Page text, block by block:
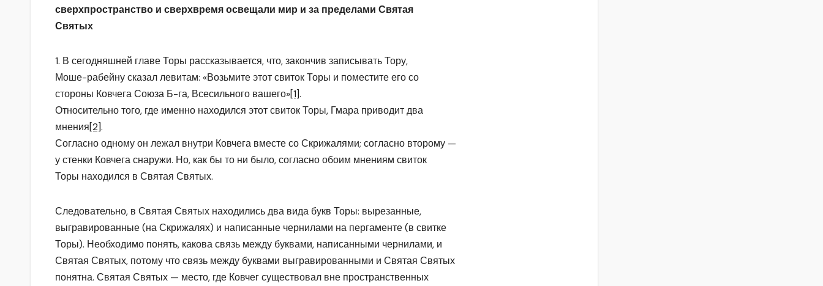
сверхпространство и сверхвремя освещали мир и за пределами Святая
Святых
1. В сегодняшней главе Торы рассказывается, что, закончив записывать Тору,
Моше-рабейну сказал левитам: «Возьмите этот свиток Торы и поместите его со
стороны Ковчега Союза Б-га, Всесильного вашего»[1].
Относительно того, где именно находился этот свиток Торы, Гмара приводит два
мнения[2].
Согласно одному он лежал внутри Ковчега вместе со Скрижалями; согласно второму —
у стенки Ковчега снаружи. Но, как бы то ни было, согласно обоим мнениям свиток
Торы находился в Святая Святых.
Следовательно, в Святая Святых находились два вида букв Торы: вырезанные,
выгравированные (на Скрижалях) и написанные чернилами на пергаменте (в свитке
Торы). Необходимо понять, какова связь между буквами, написанными чернилами, и
Святая Святых, потому что связь между буквами выгравированными и Святая Святых
понятна. Святая Святых — место, где Ковчег существовал вне пространственных